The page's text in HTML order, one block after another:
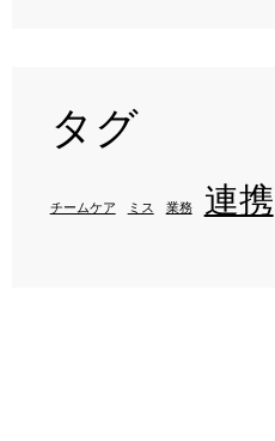
タグ
チームケア ミス 業務 連携